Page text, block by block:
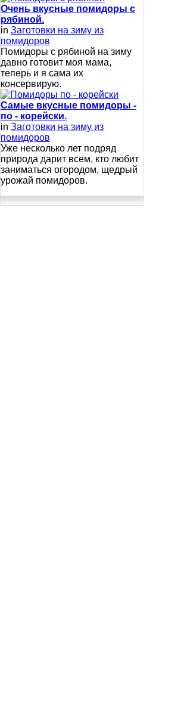
Очень вкусные помидоры с
рябиной.
in Заготовки на зиму из
помидоров
Помидоры с рябиной на зиму
давно готовит моя мама,
теперь и я сама их
консервирую.
Самые вкусные помидоры -
по - корейски.
in Заготовки на зиму из
помидоров
Уже несколько лет подряд
природа дарит всем, кто любит
заниматься огородом, щедрый
урожай помидоров.